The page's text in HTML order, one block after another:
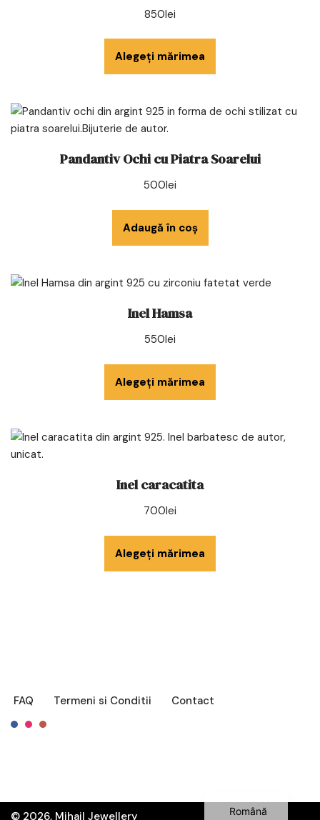
850lei
Alegeți mărimea
Pandantiv Ochi cu Piatra Soarelui
500lei
Adaugă în coș
Inel Hamsa
550lei
Alegeți mărimea
Inel caracatita
700lei
Alegeți mărimea
FAQ Termeni si Conditii Contact
© 2026, Mihail Jewellery Română